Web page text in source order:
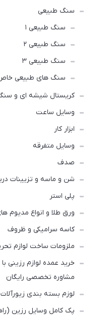
سنگ طبیعی
سنگ طبیعی ۱
سنگ طبیعی ۲
سنگ طبیعی ۳
سنگ های طبیعی
کریستال شیشه ای و
وسایل ساعت
ابزار کار
وسایل متفرقه
صدف
شن و ماسه و تزیینات
پلی استر
ورق طلا و انواع مدیوم
کاسه سرامیکی و ظروف
ملزومات ساخت لوازم‌
خرید عمده لوازم رزینی
مشاوره تخصصی رایگان
لوزم بسته بندی
پک کامل وسایل رزین